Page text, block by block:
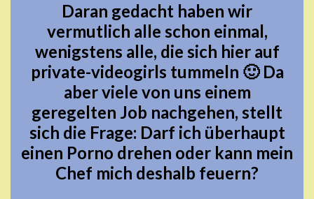
Daran gedacht haben wir
vermutlich alle schon einmal,
wenigstens alle, die sich hier auf
private-videogirls tummeln 🙂 Da
aber viele von uns einem
geregelten Job nachgehen, stellt
sich die Frage: Darf ich überhaupt
einen Porno drehen oder kann mein
Chef mich deshalb feuern?